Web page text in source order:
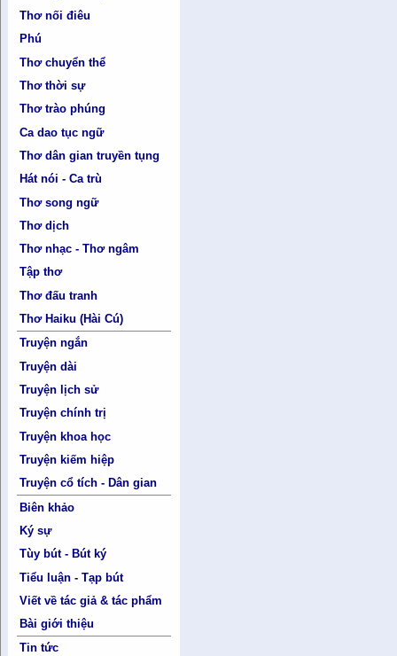
Thơ nối điêu
Phú
Thơ chuyển thể
Thơ thời sự
Thơ trào phúng
Ca dao tục ngữ
Thơ dân gian truyền tụng
Hát nói - Ca trù
Thơ song ngữ
Thơ dịch
Thơ nhạc - Thơ ngâm
Tập thơ
Thơ đấu tranh
Thơ Haiku (Hài Cú)
Truyện ngắn
Truyện dài
Truyện lịch sử
Truyện chính trị
Truyện khoa học
Truyện kiếm hiệp
Truyện cổ tích - Dân gian
Biên khảo
Ký sự
Tùy bút - Bút ký
Tiểu luận - Tạp bút
Viết về tác giả & tác phẩm
Bài giới thiệu
Tin tức